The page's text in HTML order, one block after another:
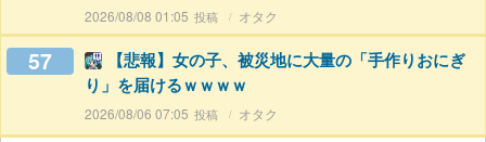
2026/08/08 01:05 オタク
57
【悲報】女の子、被災地に大量の「手作りおにぎ
り」を届けるｗｗｗｗ
2026/08/06 07:05 オタク